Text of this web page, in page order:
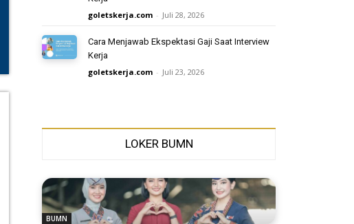
goletskerja.com - Juli 28, 2026
Cara Menjawab Ekspektasi Gaji Saat Interview
Kerja
goletskerja.com - Juli 23, 2026
LOKER BUMN
BUMN